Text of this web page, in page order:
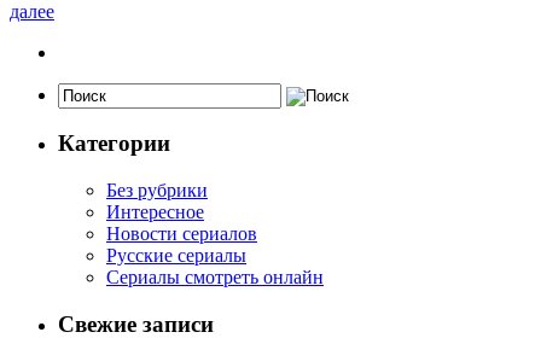
далее
Категории
Без рубрики
Интересное
Новости сериалов
Русские сериалы
Сериалы смотреть онлайн
Свежие записи